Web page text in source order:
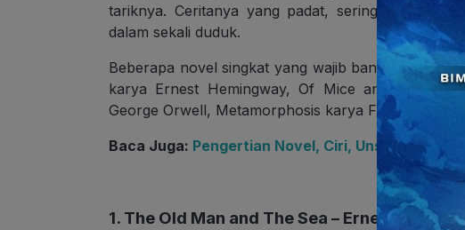
tariknya. Ceritanya yang padat, sering kali
dalam sekali duduk.
Beberapa novel singkat yang wajib banget kamu
karya Ernest Hemingway, Of Mice and Men
George Orwell, Metamorphosis karya Franz Kafka,
Baca Juga: Pengertian Novel, Ciri, Unsur
1. The Old Man and The Sea – Ernest